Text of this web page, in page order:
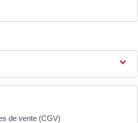
de vente (CGV)